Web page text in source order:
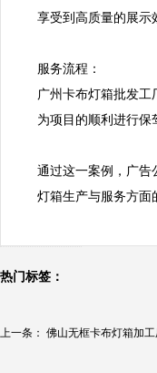
享受到高质量的展示
服务流程：
广州卡布灯箱批发
为项目的顺利进行
通过这一案例，广告
灯箱生产与服务方面
热门标签：
上一条： 佛山无框卡布灯箱加